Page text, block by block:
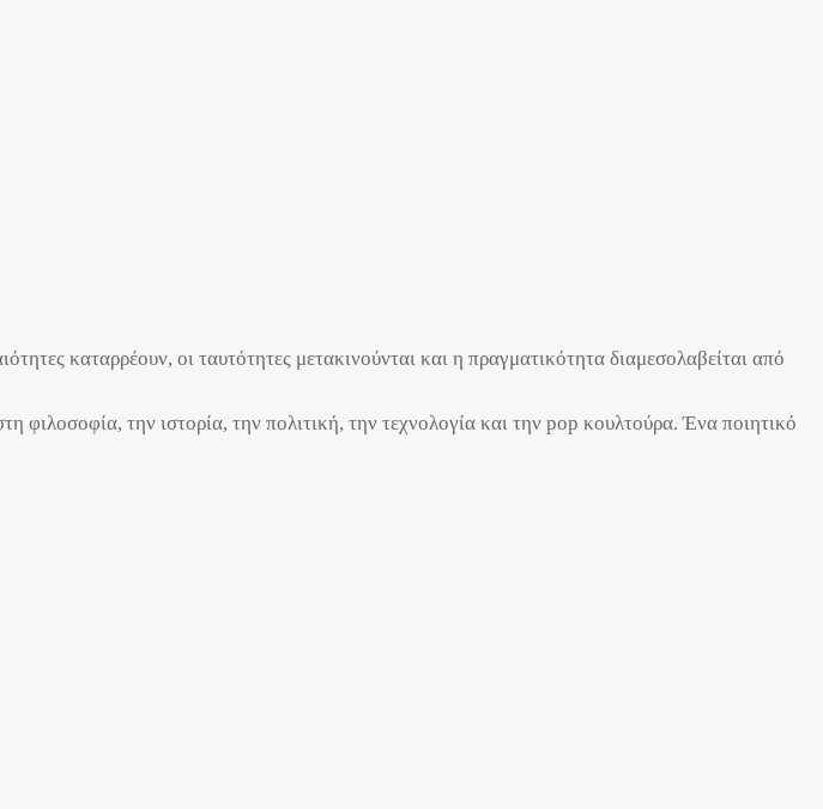
καταρρέουν, οι ταυτότητες μετακινούνται και η πραγματικότητα διαμεσολαβείται από
φιλοσοφία, την ιστορία, την πολιτική, την τεχνολογία και την pop κουλτούρα. Ένα ποιητικό